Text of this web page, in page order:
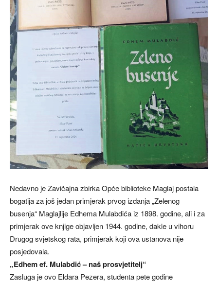
Nedavno je Zavičajna zbirka Opće biblioteke Maglaj postala
bogatija za još jedan primjerak prvog izdanja „Zelenog
busenja“ Maglajlije Edhema Mulabdića iz 1898. godine, ali i za
primjerak ove knjige objavljen 1944. godine, dakle u vihoru
Drugog svjetskog rata, primjerak koji ova ustanova nije
posjedovala.
„Edhem ef. Mulabdić – naš prosvjetitelj“
Zasluga je ovo Eldara Pezera, studenta pete godine